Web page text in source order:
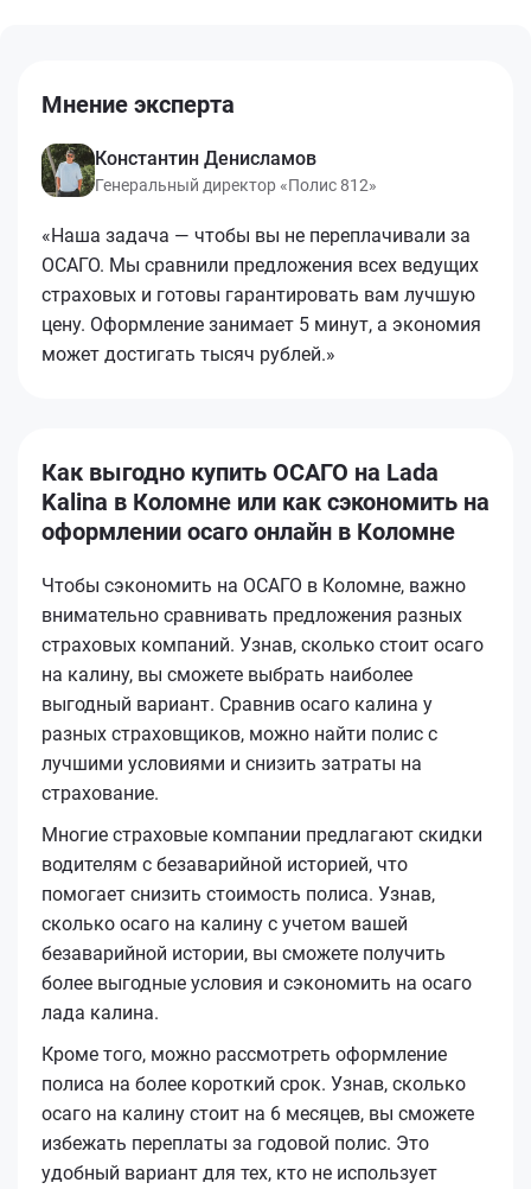
Мнение эксперта
Константин Денисламов
Генеральный директор «Полис 812»
«Наша задача — чтобы вы не переплачивали за
ОСАГО. Мы сравнили предложения всех ведущих
страховых и готовы гарантировать вам лучшую
цену. Оформление занимает 5 минут, а экономия
может достигать тысяч рублей.»
Как выгодно купить ОСАГО на Lada
Kalina в Коломне или как сэкономить на
оформлении осаго онлайн в Коломне
Чтобы сэкономить на ОСАГО в Коломне, важно
внимательно сравнивать предложения разных
страховых компаний. Узнав, сколько стоит осаго
на калину, вы сможете выбрать наиболее
выгодный вариант. Сравнив осаго калина у
разных страховщиков, можно найти полис с
лучшими условиями и снизить затраты на
страхование.
Многие страховые компании предлагают скидки
водителям с безаварийной историей, что
помогает снизить стоимость полиса. Узнав,
сколько осаго на калину с учетом вашей
безаварийной истории, вы сможете получить
более выгодные условия и сэкономить на осаго
лада калина.
Кроме того, можно рассмотреть оформление
полиса на более короткий срок. Узнав, сколько
осаго на калину стоит на 6 месяцев, вы сможете
избежать переплаты за годовой полис. Это
удобный вариант для тех, кто не использует